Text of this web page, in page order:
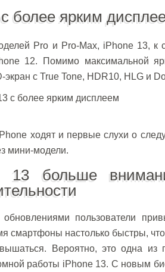
более ярким
Pro и Pro-Max, iPhone 13, к
12. Помимо максимальной
с True Tone, HDR10, HLG и
ходят и первые слухи о
мини-модели.
13 больше
пользователи
смартфоны настолько быстры,
Вероятно, это одна из
работы iPhone 13. С новым